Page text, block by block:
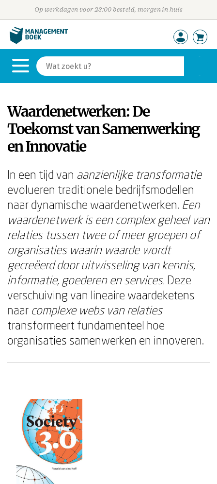
Op werkdagen voor 23:00 besteld, morgen in huis
Waardenetwerken: De
Toekomst van Samenwerking
en Innovatie
In een tijd van aanzienlijke transformatie
evolueren traditionele bedrijfsmodellen
naar dynamische waardenetwerken. Een
waardenetwerk is een complex geheel van
relaties tussen twee of meer groepen of
organisaties waarin waarde wordt
gecreëerd door uitwisseling van kennis,
informatie, goederen en services. Deze
verschuiving van lineaire waardeketens
naar complexe webs van relaties
transformeert fundamenteel hoe
organisaties samenwerken en innoveren.